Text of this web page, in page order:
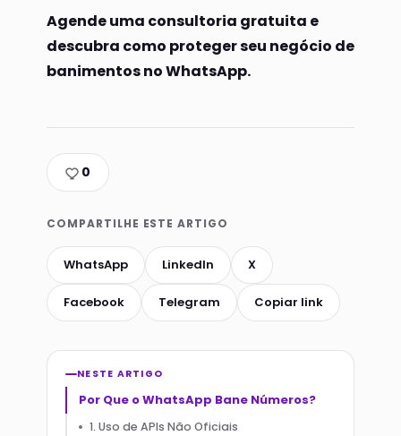
Agende uma consultoria gratuita e
descubra como proteger seu negócio de
banimentos no WhatsApp.
0
COMPARTILHE ESTE ARTIGO
WhatsApp LinkedIn X
Facebook Telegram Copiar link
NESTE ARTIGO
Por Que o WhatsApp Bane Números?
1. Uso de APIs Não Oficiais